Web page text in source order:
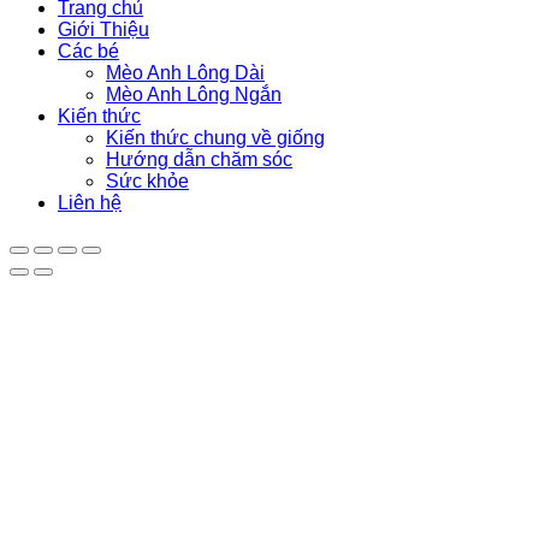
Trang chủ
Giới Thiệu
Các bé
Mèo Anh Lông Dài
Mèo Anh Lông Ngắn
Kiến thức
Kiến thức chung về giống
Hướng dẫn chăm sóc
Sức khỏe
Liên hệ